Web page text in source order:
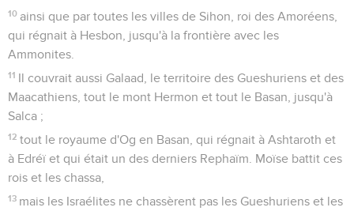
10 ainsi que par toutes les villes de Sihon, roi des Amoréens,
qui régnait à Hesbon, jusqu'à la frontière avec les
Ammonites.
11 Il couvrait aussi Galaad, le territoire des Gueshuriens et des
Maacathiens, tout le mont Hermon et tout le Basan, jusqu'à
Salca ;
12 tout le royaume d'Og en Basan, qui régnait à Ashtaroth et
à Edréï et qui était un des derniers Rephaïm. Moïse battit ces
rois et les chassa,
13 mais les Israélites ne chassèrent pas les Gueshuriens et les